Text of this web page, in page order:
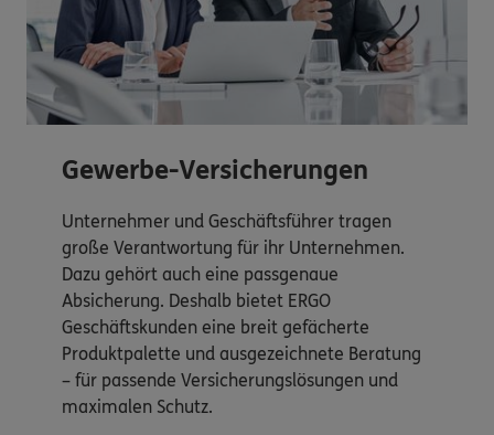
Gewerbe-Versicherungen
Unternehmer und Geschäftsführer tragen
große Verantwortung für ihr Unternehmen.
Dazu gehört auch eine passgenaue
Absicherung. Deshalb bietet ERGO
Geschäftskunden eine breit gefächerte
Produktpalette und ausgezeichnete Beratung
– für passende Versicherungslösungen und
maximalen Schutz.